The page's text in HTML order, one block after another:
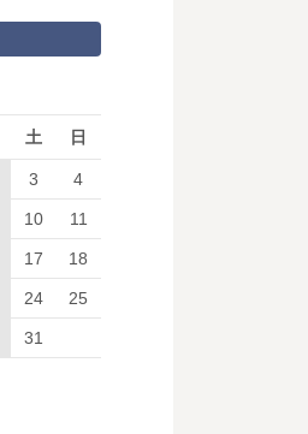
土 日
3 4
10 11
17 18
24 25
31